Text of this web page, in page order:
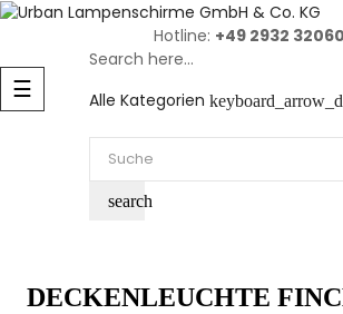
Hotline: +49 2932 32060
Umschalten
der
Navigation
☰
Search here...
Alle Kategorien
search
DECKENLEUCHTE